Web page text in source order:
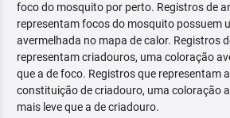
foco do mosquito por perto. Registros de
representam focos do mosquito possuem
avermelhada no mapa de calor. Registros
representam criadouros, uma coloração
que a de foco. Registros que representam
constituição de criadouro, uma coloração
mais leve que a de criadouro.